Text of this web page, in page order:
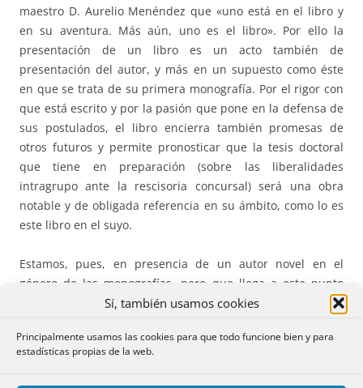
Sí, también usamos cookies
Principalmente usamos las cookies para que todo funcione bien y para
estadísticas propias de la web.
maestro D. Aurelio Menéndez que «uno está en el libro y
en su aventura. Más aún, uno es el libro». Por ello la
presentación de un libro es un acto también de
presentación del autor, y más en un supuesto como éste
en que se trata de su primera monografía. Por el rigor con
que está escrito y por la pasión que pone en la defensa de
sus postulados, el libro encierra también promesas de
otros futuros y permite pronosticar que la tesis doctoral
que tiene en preparación (sobre las liberalidades
intragrupo ante la rescisoria concursal) será una obra
notable y de obligada referencia en su ámbito, como lo es
este libro en el suyo.
Estamos, pues, en presencia de un autor novel en el
género de las monografías, pero que llega a este punto
iniciático de su carrera como publicista jurídico en plena
sus espaldas una dilatada carrera profesional como
abogado y economista, que ha desarrollado tanto en